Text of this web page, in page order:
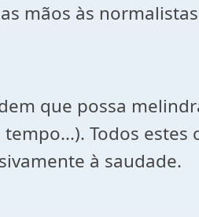
mãos às
que possa
Todos estes
à saudade.